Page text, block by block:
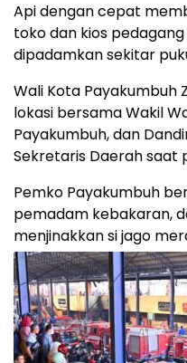
Api dengan cepat
toko dan kios
dipadamkan sekitar
Wali Kota Payakumbuh
lokasi bersama Wakil
Payakumbuh, dan
Sekretaris Daerah saat
Pemko Payakumbuh
pemadam kebakaran,
menjinakkan si jago